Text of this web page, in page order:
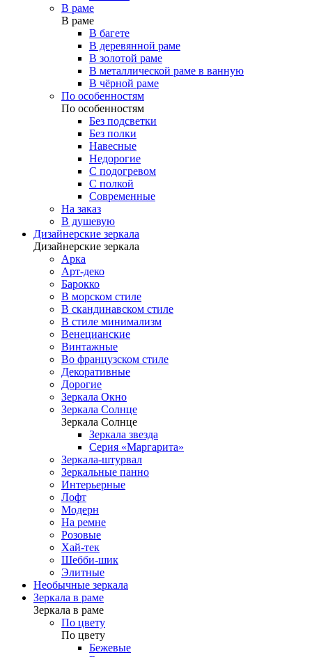
В раме
В раме
В багете
В деревянной раме
В золотой раме
В металлической раме в ванную
В чёрной раме
По особенностям
По особенностям
Без подсветки
Без полки
Навесные
Недорогие
С подогревом
С полкой
Современные
На заказ
В душевую
Дизайнерские зеркала
Дизайнерские зеркала
Арка
Арт-деко
Барокко
В морском стиле
В скандинавском стиле
В стиле минимализм
Венецианские
Винтажные
Во французском стиле
Декоративные
Дорогие
Зеркала Окно
Зеркала Солнце
Зеркала Солнце
Зеркала звезда
Серия «Маргарита»
Зеркала-штурвал
Зеркальные панно
Интерьерные
Лофт
Модерн
На ремне
Розовые
Хай-тек
Шебби-шик
Элитные
Необычные зеркала
Зеркала в раме
Зеркала в раме
По цвету
По цвету
Бежевые